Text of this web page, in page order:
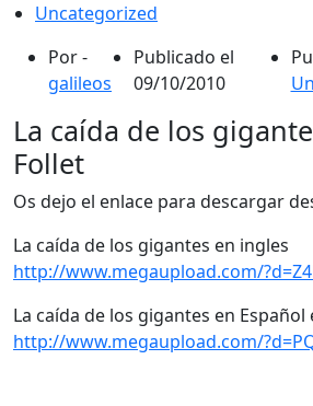
Uncategorized
Por -
galileos
Publicado el
09/10/2010
La caída de los
Follet
Os dejo el enlace para descargar
La caída de los gigantes en ingles
http://www.megaupload.com/
La caída de los gigantes en
http://www.megaupload.com/